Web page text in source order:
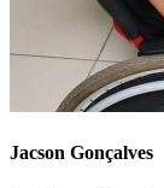
Jacson Gonçalves